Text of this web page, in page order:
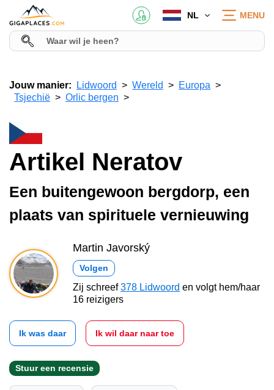
NL MENU
Jouw manier: Lidwoord Wereld
Europa
Tsjechië
Orlic bergen
Artikel Neratov
Een buitengewoon bergdorp, een
plaats van spirituele vernieuwing
Martin Javorský
Volgen
Zij schreef378 Lidwoord en volgt hem/haar
16 reizigers
Ik was daar Ik wil daar naar toe
Stuur een recensie